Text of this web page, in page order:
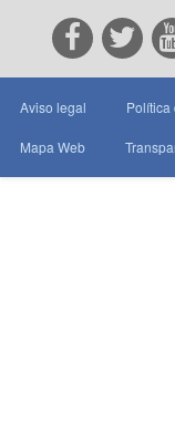
Aviso legal Política
Mapa Web